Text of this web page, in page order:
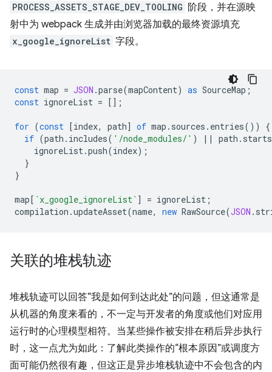
PROCESS_ASSETS_STAGE_DEV_TOOLING 阶段，并在源映
射中为 webpack 生成并由浏览器加载的最终资源填充
x_google_ignoreList 字段。
const map = JSON .parse(mapContent) as SourceMap ;
const ignoreList = [];
for (const [index, path] of map . sources . entries())
{
if (path . includes( '/node_modules/' ) || path .
ignoreList .push(index);
}
}
map[ `x_google_ignoreList` ] = ignoreList ;
compilation .updateAsset(name, new RawSource(JSON .
关联的堆栈轨迹
堆栈轨迹可以回答“我是如何到达此处”的问题，但这通常是
从机器的角度来看的，不一定与开发者的角度或他们对应用
运行时的心理模型相符。 当某些操作被安排在稍后异步执行
时，这一点尤为如此：了解此类操作的“根本原因”或调度方
面可能仍然很有趣，但这正是异步堆栈轨迹中不会包含的内